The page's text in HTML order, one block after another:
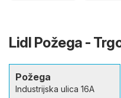
Lidl Požega -
Požega
Industrijska ulica 16A